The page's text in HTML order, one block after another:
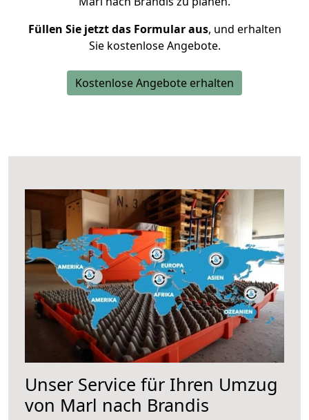
Füllen Sie jetzt das Formular aus, und erhalten
Sie kostenlose Angebote.
Kostenlose Angebote erhalten
Unser Service für Ihren Umzug
von Marl nach Brandis